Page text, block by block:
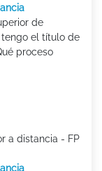
de
el título de
proceso
a distancia - FP